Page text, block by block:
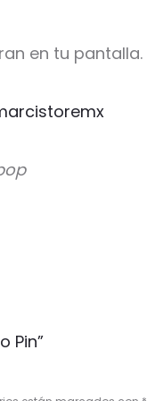
en tu pantalla.
Pin”